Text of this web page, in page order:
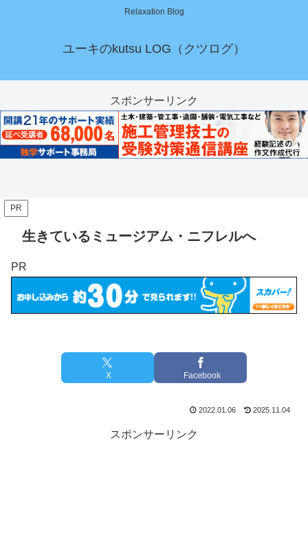
Relaxation Blog
ユーキのkutsu LOG（クツログ）
スポンサーリンク
PR
生きているミュージアム・ニフレルへ
PR
X Facebook
2022.01.06 2025.11.04
スポンサーリンク